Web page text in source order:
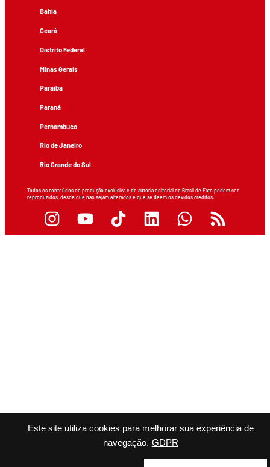
Este site utiliza cookies para melhorar sua experiência de
navegação. GDPR
Bahia
Ceará
Distrito Federal
Minas Gerais
Paraíba
Paraná
Pernambuco
Rio de Janeiro
Rio Grande do Sul
Todos os conteúdos de produção exclusiva e de autoria editorial do Brasil de Fato podem ser
reproduzidos, desde que não sejam alterados e que se deem os devidos créditos.